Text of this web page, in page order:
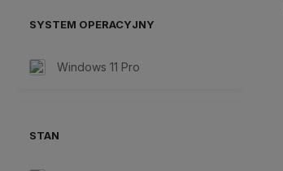
SYSTEM OPERACYJNY
Windows 11 Pro
STAN